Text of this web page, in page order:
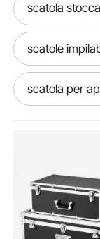
scatola
scatole
scatola per
scatola da
scatola di